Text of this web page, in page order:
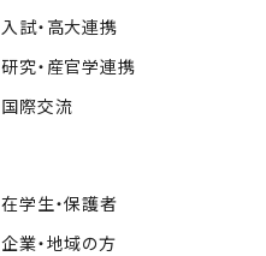
入試・高大連携
研究・産官学連携
国際交流
在学生・保護者
企業・地域の方